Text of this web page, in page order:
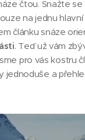
čtou. Snažte se
na jednu hlavní
článku snáze
. Teď už vám
pro vás kostru
jednoduše a